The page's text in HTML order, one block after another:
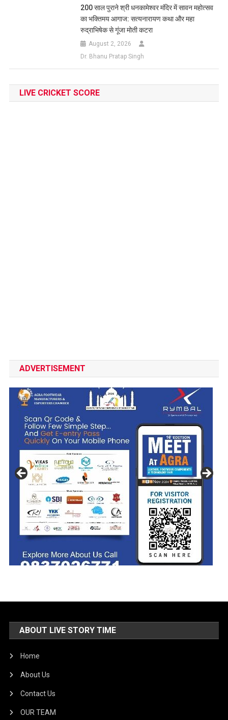
200 साल पुराने श्री धनकामेश्वर मंदिर में सावन महोत्सव
का भक्तिमय आगाज: सत्यनारायण कथा और महा
रुद्राभिषेक से गूंजा मोती कटरा
August 2, 2026
Dr. Bhanu Pratap Singh
LIVE CRICKET SCORE
ADVERTISEMENT
ABOUT LIVE STORY TIME
Home
About Us
Contact Us
OUR TEAM